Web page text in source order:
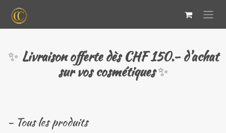
Se rendre au contenu
✨ Livraison offerte dès CHF 150.- d'achat
sur vos cosmétiques✨
- Tous les produits